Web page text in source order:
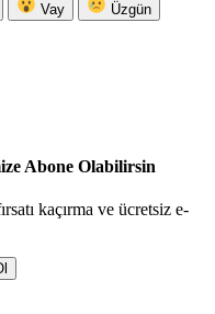
Vay Üzgün
Abone Olabilirsin
kaçırma ve ücretsiz e-